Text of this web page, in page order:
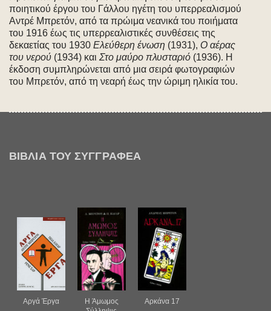
ποιητικού έργου του Γάλλου ηγέτη του υπερρεαλισμού
Αντρέ Μπρετόν, από τα πρώιμα νεανικά του ποιήματα
του 1916 έως τις υπερρεαλιστικές συνθέσεις της
δεκαετίας του 1930 Ελεύθερη ένωση (1931), Ο αέρας
του νερού (1934) και Στο μαύρο πλυσταριό (1936). Η
έκδοση συμπληρώνεται από μια σειρά φωτογραφιών
του Μπρετόν, από τη νεαρή έως την ώριμη ηλικία του.
ΒΙΒΛΊΑ ΤΟΥ ΣΥΓΓΡΑΦΈΑ
Αργά Έργα
H Άμωμος
Aρκάνα 17